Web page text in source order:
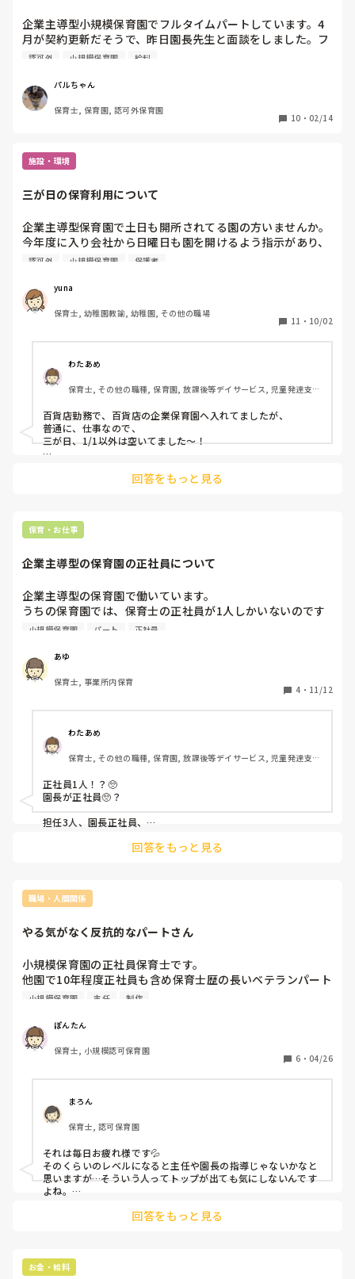
企業主導型小規模保育園でフルタイムパートしています。4
月が契約更新だそうで、昨日園長先生と面談をしました。フ
ルタイムがキツいので(160時間)(2月は時間調整の為休みは7
しました。150時間くらいなら、生活費に支障はないので。
転職に揺れていましたが、今の仕事をがんばりたいと思いま
す。
認可外 小規模保育園 給料
パルちゃん
保育士, 保育園, 認可外保育園
10 ・ 02/14
施設・環境
三が日の保育利用について
企業主導型保育園で土日も開所されてる園の方いませんか。
今年度に入り会社から日曜日も園を開けるよう指示があり、
三が日も開けるよう言われているのですが三が日に預けるご
ないと思うのですが大きい園だと利用する方がいるのでしょ
うか。
認可外 小規模保育園 保護者
yuna
保育士, 幼稚園教諭, 幼稚園, その他の職場
11 ・ 10/02
わたあめ
保育士, その他の職種, 保育園, 放課後等デイサービス, 児童発達支援
百貨店勤務で、百貨店の企業保育園へ入れてましたが、
普通に、仕事なので、
三が日、1/1以外は空いてました〜！
回答をもっと見る
保育・お仕事
企業主導型の保育園の正社員について
企業主導型の保育園で働いています。
うちの保育園では、保育士の正社員が1人しかいないのです
が、、、
か？
短時間パートばかりなので、情報の共有が難しいです。。
もし、パートばかりの場合はどのように、情報共有をしてい
宜しくお願いいたします！
小規模保育園 パート 正社員
あゆ
保育士, 事業所内保育
4 ・ 11/12
わたあめ
保育士, その他の職種, 保育園, 放課後等デイサービス, 児童発達支援
正社員1人！？🥺
園長が正社員🥺？
担任3人、園長正社員、
6人くらいいたかな？
0.1.2までの企業園で、
担任+補助でパートの人2〜3
情報共有？特にできてなかったです。
職員間連絡ノートもないし‥
そのくせ、ライングループに入れとか
嫌でしたね。
たまにしか出勤しないパートだったので🥺！
辞めました〜！
回答をもっと見る
職場・人間関係
やる気がなく反抗的なパートさん
小規模保育園の正社員保育士です。
他園で10年程度正社員も含め保育士歴の長いベテランパート
さんがいます。うちの園では勤めてまだ1年経っていませ
その方について、困っているので相談したいです。
というのも、私語が多く、おむつ替えや食器洗いなどを頼む
と嫌な顔をします。玩具拭きや製作準備の手伝いなど座って
やる楽な仕事ばかりを選んでやっているように見えます。主
任もそれには気づいていて、私に、その方にはハッキリ指示
を出して、嫌な顔をされても仕方ないと仰っています。私も
そうするしかないと思い、そうしているのですが、より反抗
的になって勝手に指示のない動きをしたり、若い経験の浅い
保育士さんと話し込んだりするようになりました。正直、私
もその方のことがストレスです。
皆さんの園でもそういう方はいらっしゃいますか？またどう
言う対処法をされてますでしょうか？
小規模保育園 主任 制作
ぽんたん
保育士, 小規模認可保育園
6 ・ 04/26
まろん
保育士, 認可保育園
それは毎日お疲れ様です💦
そのくらいのレベルになると主任や園長の指導じゃないかなと
思いますが…そういう人ってトップが出ても気にしないんです
よね。
いつもありがとうございます〜助かります〜で持ち上げて、す
ただへんにプライドが高い人は敬ってる感だすだけで満足して
回答をもっと見る
お金・給料